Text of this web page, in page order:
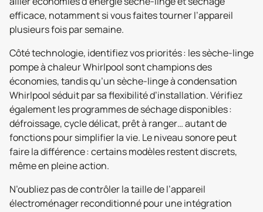
efficace, notamment si vous faites tourner l’appareil
plusieurs fois par semaine.
Côté technologie, identifiez vos priorités : les sèche-linge
pompe à chaleur Whirlpool sont champions des
économies, tandis qu’un sèche-linge à condensation
Whirlpool séduit par sa flexibilité d’installation. Vérifiez
également les programmes de séchage disponibles :
défroissage, cycle délicat, prêt à ranger… autant de
fonctions pour simplifier la vie. Le niveau sonore peut
faire la différence : certains modèles restent discrets,
même en pleine action.
N’oubliez pas de contrôler la taille de l’appareil
électroménager reconditionné pour une intégration